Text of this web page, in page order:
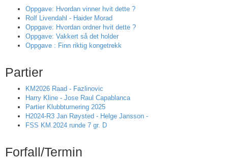
Oppgave: Hvordan vinner hvit dette ?
Rolf Livendahl - Haider Morad
Oppgave: Hvordan ordner hvit dette ?
Oppgave: Vakkert så det holder
Oppgave : Finn riktig kongetrekk
Partier
KM2026 Raad - Fazlinovic
Harry Kline - Jose Raul Capablanca
Partier Klubbturnering 2025
H2024-R3 Jan Røysted - Helge Jansson -
FSS KM.2024 runde 7 gr. D
Forfall/Termin